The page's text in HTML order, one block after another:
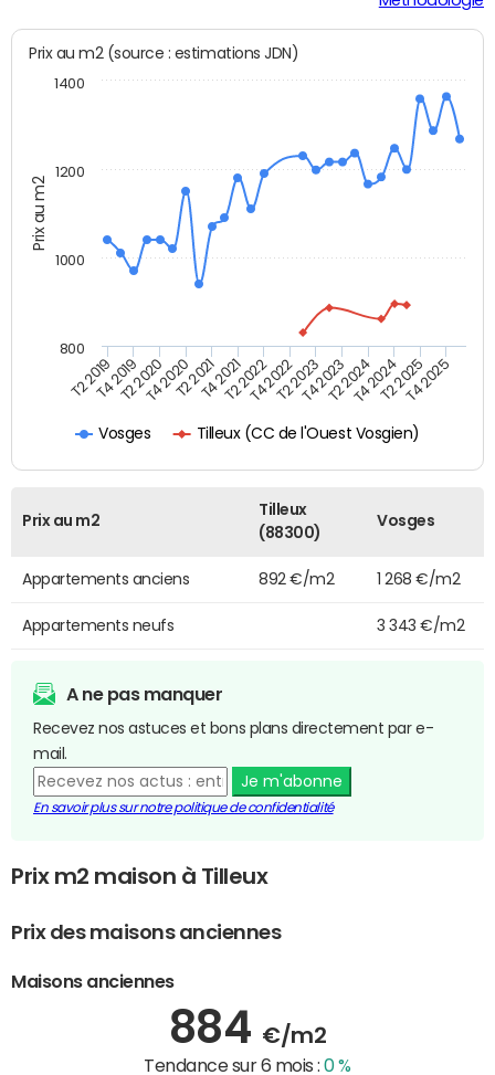
Prix au m2
Prix au m2 (source : estimations JDN)
Vosges Tilleux (CC de l'Ouest Vosgien)
T2 2019T4 2019T2 2020T4 2020T2 2021T4 2021T2 2022T4 2022T2 2023T4 2023T2 2024T4 2024T2 2025T4 2025
800
1000
1200
1400
Prix au m2
Tilleux
(88300)
Vosges
Appartements anciens 892 €/m2 1 268 €/m2
Appartements neufs 3 343 €/m2
A ne pas manquer
Recevez nos astuces et bons plans directement par e-
mail.
Je m'abonne
En savoir plus sur notre politique de confidentialité
Prix m2 maison à Tilleux
Prix des maisons anciennes
Maisons anciennes
884 €/m2
Tendance sur 6 mois :0 %